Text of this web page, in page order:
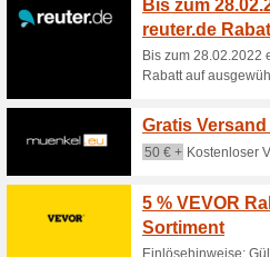
100%
den Code an